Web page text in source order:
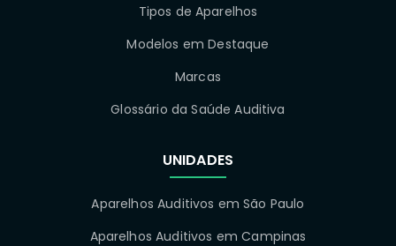
Tipos de Aparelhos
Modelos em Destaque
Marcas
Glossário da Saúde Auditiva
UNIDADES
Aparelhos Auditivos em São Paulo
Aparelhos Auditivos em Campinas